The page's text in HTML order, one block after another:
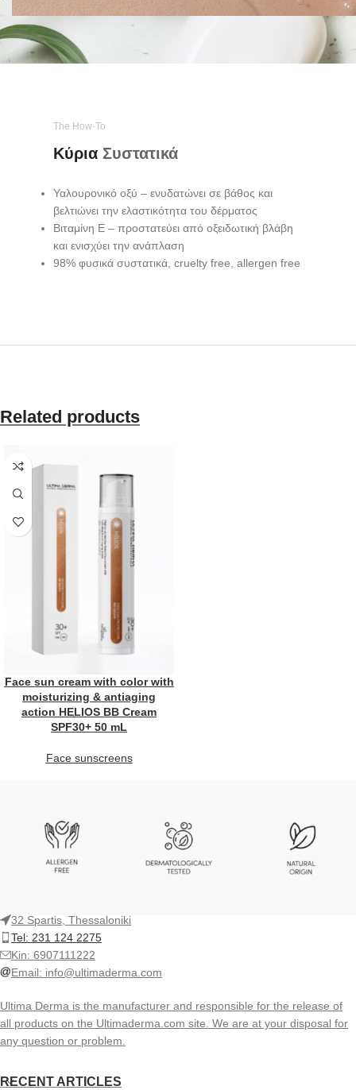
The How-To
Κύρια Συστατικά
Υαλουρονικό οξύ – ενυδατώνει σε βάθος και
βελτιώνει την ελαστικότητα του δέρματος
Βιταμίνη Ε – προστατεύει από οξειδωτική βλάβη
και ενισχύει την ανάπλαση
98% φυσικά συστατικά, cruelty free, allergen free
Related products
Face sun cream with color with
moisturizing & antiaging
action HELIOS BB Cream
SPF30+ 50 mL
Face sunscreens
32 Spartis, Thessaloniki
Tel: 231 124 2275
Kin: 6907111222
Email: info@ultimaderma.com
Ultima Derma is the manufacturer and responsible for the release of
all products on the Ultimaderma.com site. We are at your disposal for
any question or problem.
RECENT ARTICLES